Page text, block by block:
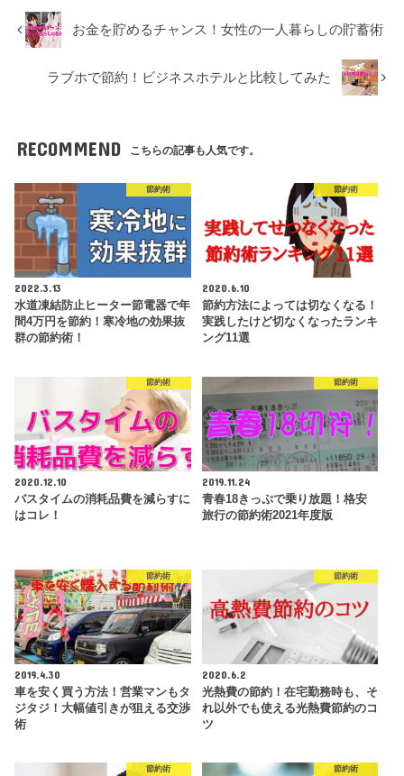
お金を貯めるチャンス！女性の一人暮らしの貯蓄術
ラブホで節約！ビジネスホテルと比較してみた
RECOMMEND こちらの記事も人気です。
節約術
2022.3.13
水道凍結防止ヒーター節電器で年
間4万円を節約！寒冷地の効果抜
群の節約術！
節約術
2020.6.10
節約方法によっては切なくなる！
実践したけど切なくなったランキ
ング11選
節約術
2020.12.10
バスタイムの消耗品費を減らすに
はコレ！
節約術
2019.11.24
青春18きっぷで乗り放題！格安
旅行の節約術2021年度版
節約術
2019.4.30
車を安く買う方法！営業マンもタ
ジタジ！大幅値引きが狙える交渉
術
節約術
2020.6.2
光熱費の節約！在宅勤務時も、そ
れ以外でも使える光熱費節約のコ
ツ
節約術 節約術